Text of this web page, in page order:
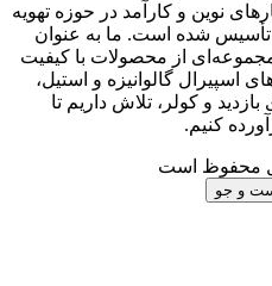
نوین و کارآمد در حوزه تهویه
شده است. ما به عنوان
از محصولات با کیفیت
اسپیرال گالوانیزه و استیل،
و کولر، تلاش داریم تا
کنیم.
محفوظ است
و جو